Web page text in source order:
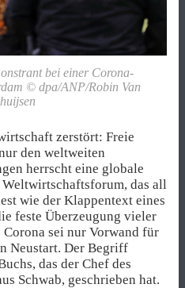
bei einer Corona-
© dpa/ANP/Robin Van
zerstört: Freie
den weltweiten
herrscht eine globale
das all
wie der Klappentext eines
feste Überzeugung vieler
sei nur Vorwand für
Neustart. Der Begriff
das der Chef des
Schwab, geschrieben hat.